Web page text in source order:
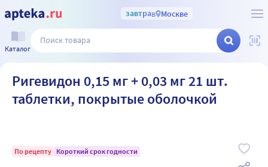
завтрав Москве
Каталог
Ригевидон 0,15 мг + 0,03 мг 21 шт.
таблетки, покрытые оболочкой
По рецепту Короткий срок годности